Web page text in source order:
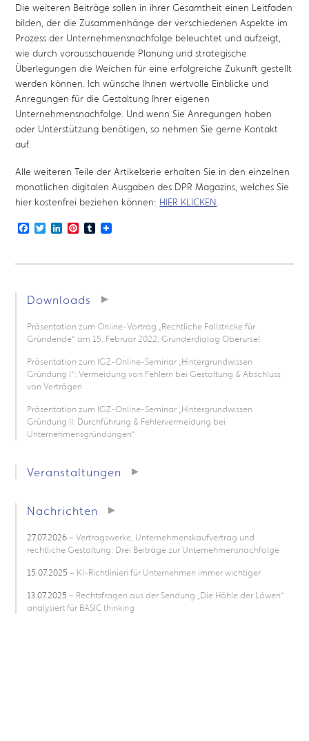
Die weiteren Beiträge sollen in ihrer Gesamtheit einen Leitfaden
bilden, der die Zusammenhänge der verschiedenen Aspekte im
Prozess der Unternehmensnachfolge beleuchtet und aufzeigt,
wie durch vorausschauende Planung und strategische
Überlegungen die Weichen für eine erfolgreiche Zukunft gestellt
werden können. Ich wünsche Ihnen wertvolle Einblicke und
Anregungen für die Gestaltung Ihrer eigenen
Unternehmensnachfolge. Und wenn Sie Anregungen haben
oder Unterstützung benötigen, so nehmen Sie gerne Kontakt
auf.
Alle weiteren Teile der Artikelserie erhalten Sie in den einzelnen
monatlichen digitalen Ausgaben des DPR Magazins, welches Sie
hier kostenfrei beziehen können: HIER KLICKEN.
Facebook
TwitterLinkedIn
Pinterest
Tumblr
Downloads
Präsentation zum Online-Vortrag „Rechtliche Fallstricke für
Gründende“ am 15. Februar 2022, Gründerdialog Oberursel
Präsentation zum IGZ-Online-Seminar „Hintergrundwissen
Gründung I“: Vermeidung von Fehlern bei Gestaltung & Abschluss
von Verträgen
Präsentation zum IGZ-Online-Seminar „Hintergrundwissen
Gründung II: Durchführung & Fehlervermeidung bei
Unternehmensgründungen“
Veranstaltungen
Nachrichten
27.07.2026– Vertragswerke, Unternehmenskaufvertrag und
rechtliche Gestaltung: Drei Beiträge zur Unternehmensnachfolge
15.07.2025 – KI-Richtlinien für Unternehmen immer wichtiger
13.07.2025 – Rechtsfragen aus der Sendung „Die Höhle der Löwen“
analysiert für BASIC thinking